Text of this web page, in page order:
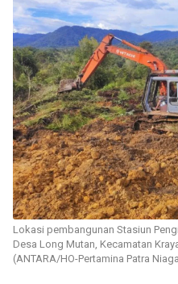
Lokasi pembangunan Stasiun
Desa Long Mutan, Kecamatan
(ANTARA/HO-Pertamina Patra